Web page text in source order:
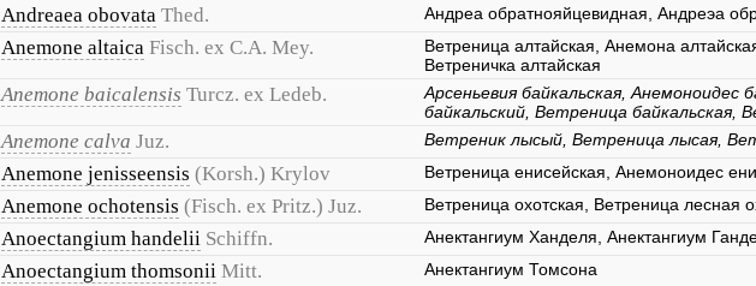
Andreaea obovata Thed.
Андреа обратнояйцевидная, Андреэа
Anemone altaica Fisch. ex C.A. Mey.
Ветреница алтайская, Анемона
Ветреничка алтайская
Anemone baicalensis Turcz. ex Ledeb.
Арсеньевия байкальская, Анемоноидес
байкальский, Ветреница байкальская,
Anemone calva Juz.
Ветреник лысый, Ветреница лысая,
Anemone jenisseensis (Korsh.) Krylov
Ветреница енисейская, Анемоноидес
Anemone ochotensis (Fisch. ex Pritz.) Juz.
Ветреница охотская, Ветреница лесная
Anoectangium handelii Schiffn.
Анектангиум Ханделя, Анектангиум
Anoectangium thomsonii Mitt.
Анектангиум Томсона